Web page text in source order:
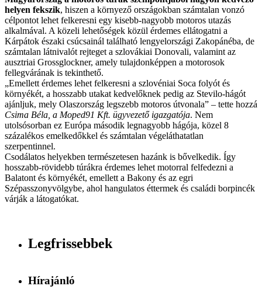
helyen fekszik, hiszen a környező országokban számtalan vonzó
célpontot lehet felkeresni egy kisebb-nagyobb motoros utazás
alkalmával. A közeli lehetőségek közül érdemes ellátogatni a
Kárpátok északi csúcsainál található lengyelországi Zakopánéba, de
számtalan látnivalót rejteget a szlovákiai Donovali, valamint az
ausztriai Grossglockner, amely tulajdonképpen a motorosok
fellegvárának is tekinthető.
„Emellett érdemes lehet felkeresni a szlovéniai Soca folyót és
környékét, a hosszabb utakat kedvelőknek pedig az Stevilo-hágót
ajánljuk, mely Olaszország legszebb motoros útvonala” – tette hozzá
Csima Béla, a Moped91 Kft. ügyvezető igazgatója. Nem
utolsósorban ez Európa második legnagyobb hágója, közel 8
százalékos emelkedőkkel és számtalan végeláthatatlan
szerpentinnel.
Csodálatos helyekben természetesen hazánk is bővelkedik. Így
hosszabb-rövidebb túrákra érdemes lehet motorral felfedezni a
Balatont és környékét, emellett a Bakony és az egri
Szépasszonyvölgybe, ahol hangulatos éttermek és családi borpincék
várják a látogatókat.
Legfrissebbek
Hírajánló